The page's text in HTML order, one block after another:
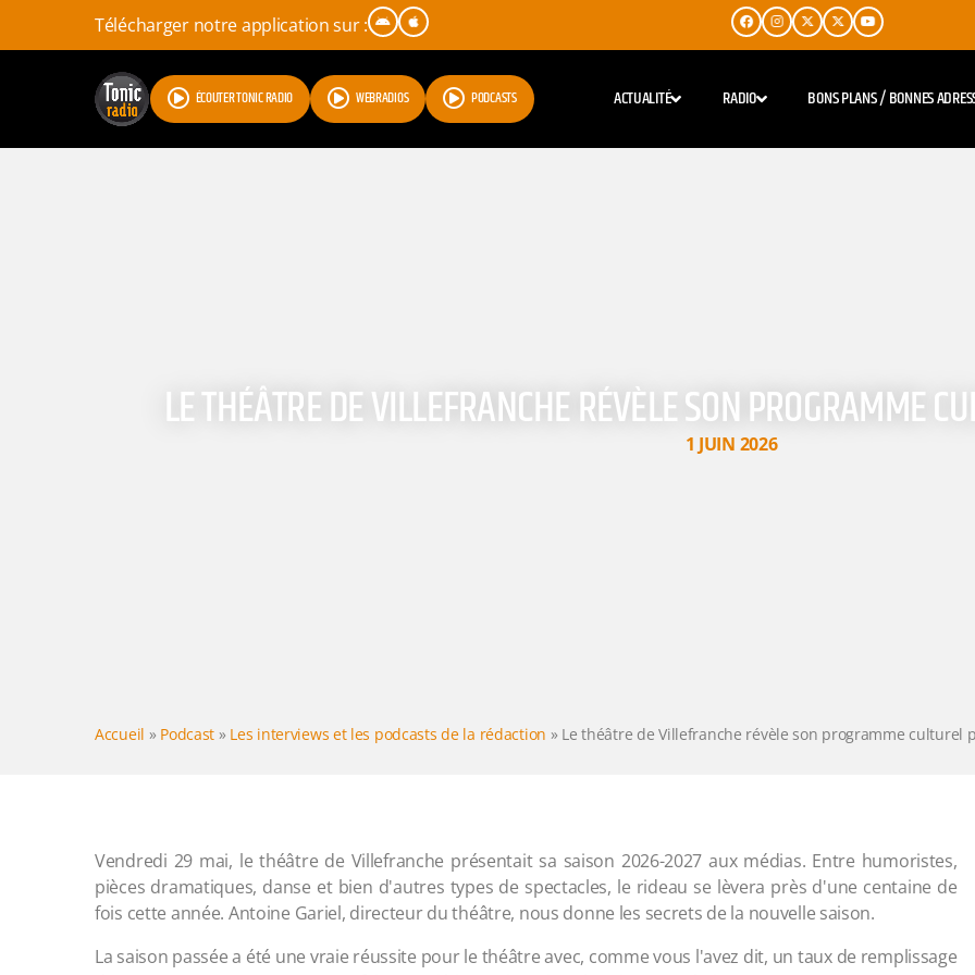
Télécharger notre application sur :
ÉCOUTER TONIC RADIO WEBRADIOS PODCASTS ACTUALITÉ RADIO BONS PLANS / BONNES
LE THÉÂTRE DE VILLEFRANCHE RÉVÈLE SON PROGRAMME
1 JUIN 2026
Accueil » Podcast » Les interviews et les podcasts de la rédaction » Le théâtre de Villefranche révèle son programme culturel
Vendredi 29 mai, le théâtre de Villefranche présentait sa saison 2026-2027 aux médias. Entre humoristes,
pièces dramatiques, danse et bien d'autres types de spectacles, le rideau se lèvera près d'une centaine de
fois cette année. Antoine Gariel, directeur du théâtre, nous donne les secrets de la nouvelle saison.
La saison passée a été une vraie réussite pour le théâtre avec, comme vous l'avez dit, un taux de remplissage